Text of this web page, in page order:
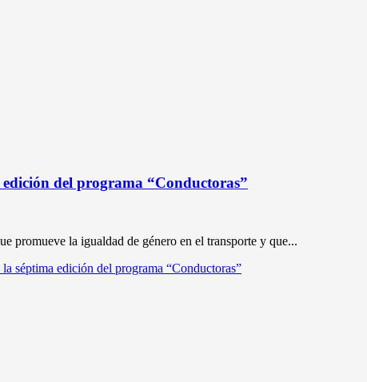
del programa “Conductoras”
promueve la igualdad de género en el transporte y que...
séptima edición del programa “Conductoras”